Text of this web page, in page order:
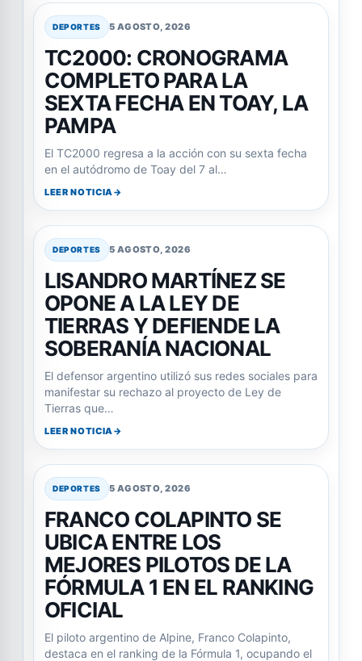
DEPORTES 5 AGOSTO, 2026
TC2000: CRONOGRAMA
COMPLETO PARA LA
SEXTA FECHA EN TOAY, LA
PAMPA
El TC2000 regresa a la acción con su sexta fecha
en el autódromo de Toay del 7 al…
LEER NOTICIA
DEPORTES 5 AGOSTO, 2026
LISANDRO MARTÍNEZ SE
OPONE A LA LEY DE
TIERRAS Y DEFIENDE LA
SOBERANÍA NACIONAL
El defensor argentino utilizó sus redes sociales para
manifestar su rechazo al proyecto de Ley de
Tierras que…
LEER NOTICIA
DEPORTES 5 AGOSTO, 2026
FRANCO COLAPINTO SE
UBICA ENTRE LOS
MEJORES PILOTOS DE LA
FÓRMULA 1 EN EL RANKING
OFICIAL
El piloto argentino de Alpine, Franco Colapinto,
destaca en el ranking de la Fórmula 1, ocupando el